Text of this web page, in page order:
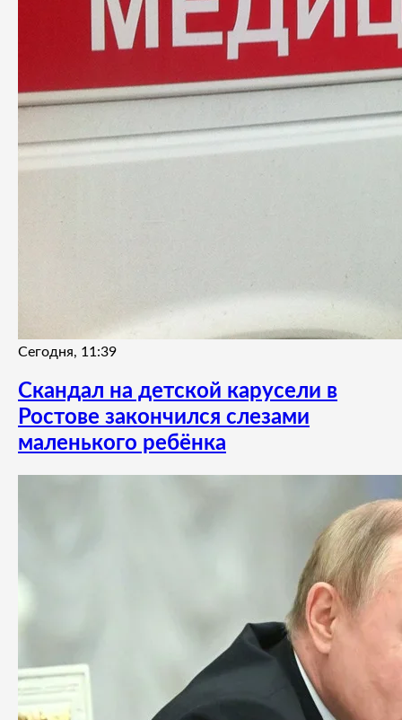
Сегодня, 11:39
Скандал на детской карусели в
Ростове закончился слезами
маленького ребёнка